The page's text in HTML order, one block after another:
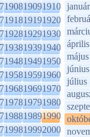
190819091910
191819191920
192819291930
193819391940
194819491950
195819591960
196819691970
197819791980
198819891990
199819992000
január
április
május
június
július